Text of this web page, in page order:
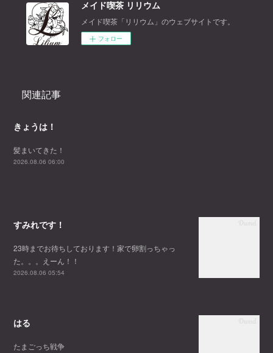
メイド喫茶 リリウム
メイド喫茶「リリウム」のウェブサイトです。
フォロー
関連記事
きょうは！
髪まいてきた！
2026.08.06 06:00
すみれです！
23時までお待ちしております！家で卵割っちゃっ
た。。。えーん！！
2026.08.06 05:54
はる
たまごっち戦争